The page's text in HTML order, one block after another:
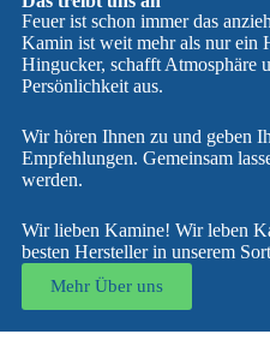
Feuer ist schon immer das
Kamin ist weit mehr als nur ein
Hingucker, schafft Atmosphäre
Persönlichkeit aus.
Wir hören Ihnen zu und geben
Empfehlungen. Gemeinsam
werden.
Wir lieben Kamine! Wir leben
besten Hersteller in unserem
Mehr Über uns